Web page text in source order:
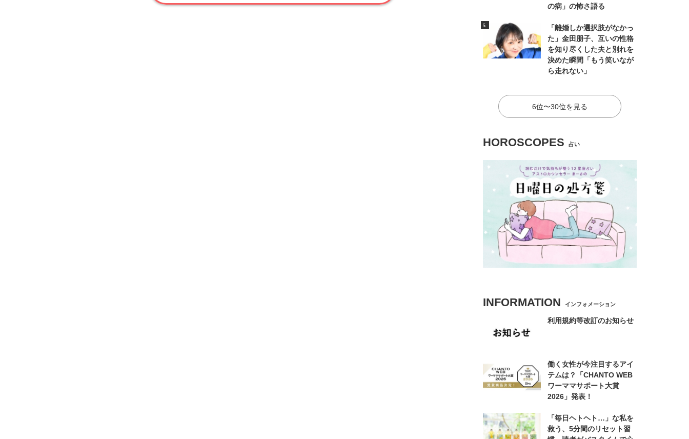
の病」の怖さ語る
「離婚しか選択肢がなかっ
た」金田朋子、互いの性格
を知り尽くした夫と別れを
決めた瞬間「もう笑いなが
ら走れない」
6位〜30位を見る
HOROSCOPES 占い
INFORMATION インフォメーション
利用規約等改訂のお知らせ
働く女性が今注目するアイ
テムは？「CHANTO WEB
ワーママサポート大賞
2026」発表！
「毎日ヘトヘト…」な私を
救う、5分間のリセット習